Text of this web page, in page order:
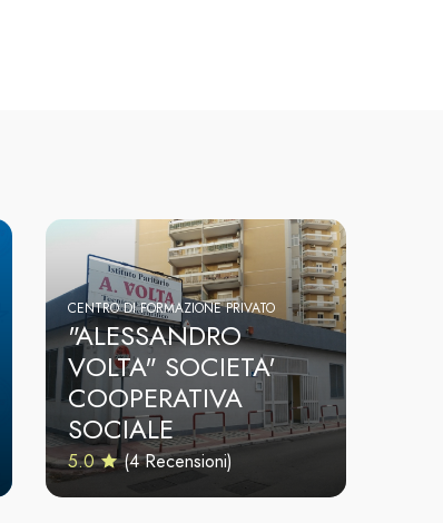
CENTRO DI FORMAZIONE PRIVATO
"ALESSANDRO
VOLTA" SOCIETA'
COOPERATIVA
SOCIALE
5.0 (4 Recensioni)